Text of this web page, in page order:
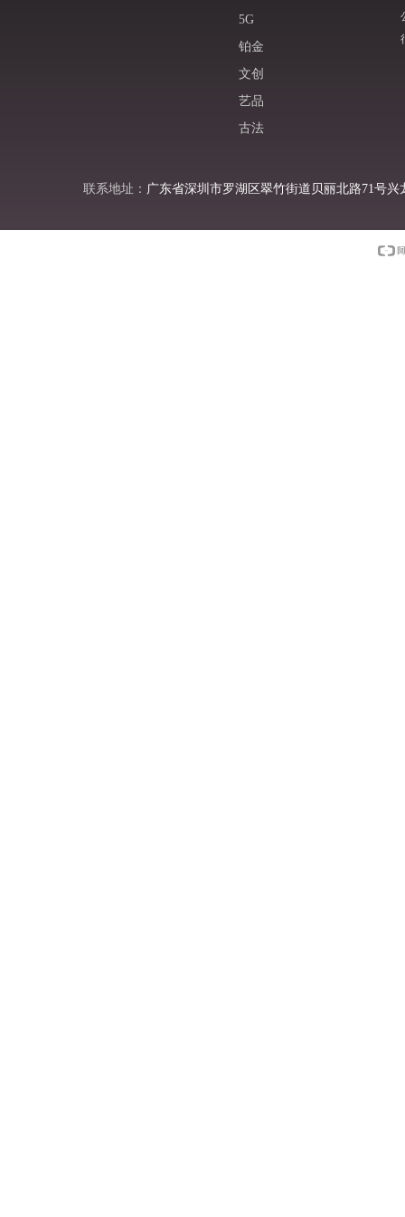
联系地址： 广东省深圳市罗湖区翠竹街道贝丽北路71号兴
5G
铂金
文创
艺品
古法